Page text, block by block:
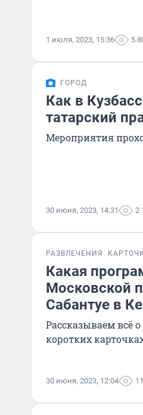
1 июля, 2023, 15:36 5
ГОРОД
Как в
татарский
Мероприятия
30 июня, 2023, 14:31 2
РАЗВЛЕЧЕНИЯ
Какая
Московской
Сабантуе в
Рассказываем всё
коротких
30 июня, 2023, 12:04